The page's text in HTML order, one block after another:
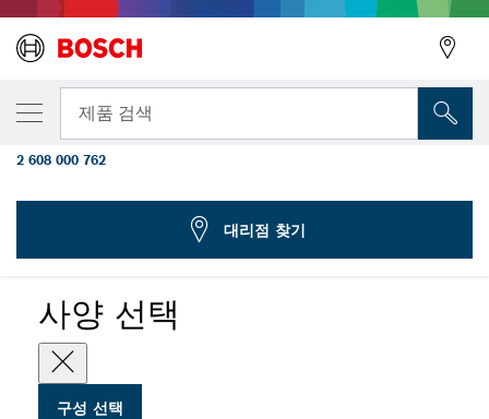
제품 검색
사양 선택
구성 선택
선택한 변형
절단용 보호 콤비네이션 가드, 키레스 금속
180mm
2 608 000 762
대리점 찾기